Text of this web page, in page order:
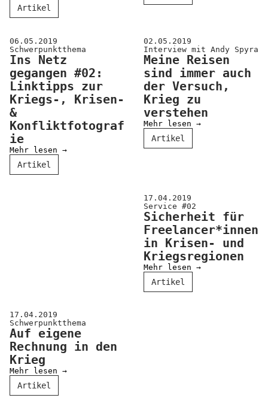
Artikel
06.05.2019
Schwerpunktthema
Ins Netz
gegangen #02:
Linktipps zur
Kriegs-, Krisen-
&
Konfliktfotograf
ie
Mehr lesen →
Artikel
02.05.2019
Interview mit Andy Spyra
Meine Reisen
sind immer auch
der Versuch,
Krieg zu
verstehen
Mehr lesen →
Artikel
17.04.2019
Schwerpunktthema
Auf eigene
Rechnung in den
Krieg
Mehr lesen →
Artikel
17.04.2019
Service #02
Sicherheit für
Freelancer*innen
in Krisen- und
Kriegsregionen
Mehr lesen →
Artikel